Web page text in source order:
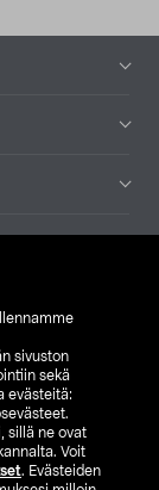
sivuston
sekä
evästeitä:
sillä ne ovat
Voit
. Evästeiden